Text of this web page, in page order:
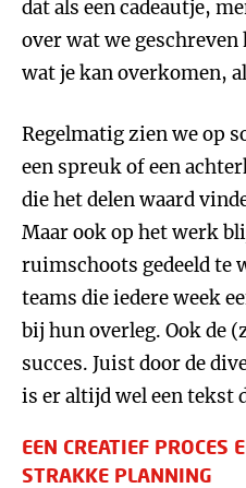
dat als een cadeautje,
over wat we
wat je kan overkomen,
Regelmatig zien we op
een spreuk of een
die het delen waard
Maar ook op het werk
ruimschoots gedeeld te
teams die iedere week
bij hun overleg. Ook de
succes. Juist door de
is er altijd wel een tekst
EEN CREATIEF PROCES
STRAKKE PLANNING